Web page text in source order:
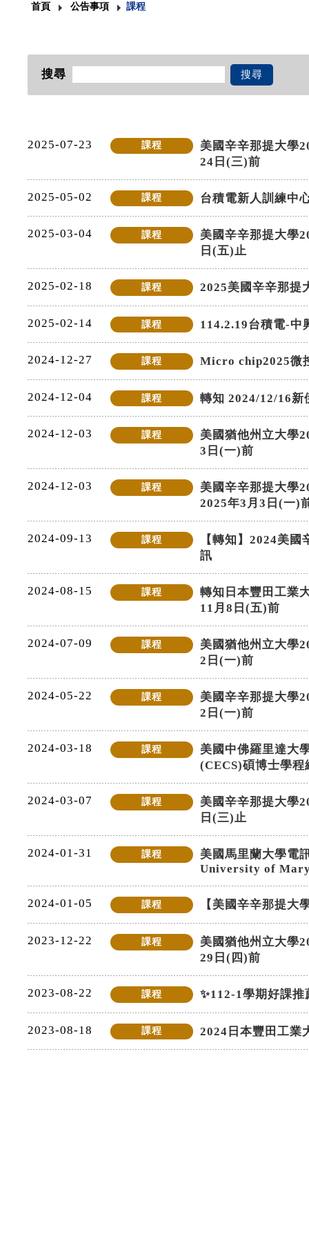
首頁 公告事項 課程
搜尋 搜尋
2025-07-23 課程
美國辛辛那提大學
24日(三)前
2025-05-02 課程 台積電新人訓練中
2025-03-04 課程
美國辛辛那提大學
日(五)止
2025-02-18 課程 2025美國辛辛那
2025-02-14 課程 114.2.19台積電-中
2024-12-27 課程 Micro chip2025微
2024-12-04 課程 轉知 2024/12/16新
2024-12-03 課程
美國猶他州立大學
3日(一)前
2024-12-03 課程
美國辛辛那提大學
2025年3月3日(一)
2024-09-13 課程
【轉知】2024美
訊
2024-08-15 課程
轉知日本豐田工業
11月8日(五)前
2024-07-09 課程
美國猶他州立大學
2日(一)前
2024-05-22 課程
美國辛辛那提大學
2日(一)前
2024-03-18 課程
美國中佛羅里達大
(CECS)碩博士學
2024-03-07 課程
美國辛辛那提大學
日(三)止
2024-01-31 課程
美國馬里蘭大學電
University of
2024-01-05 課程 【美國辛辛那提
2023-12-22 課程
美國猶他州立大學
29日(四)前
2023-08-22 課程 ✨112-1學期好課
2023-08-18 課程 2024日本豐田工業